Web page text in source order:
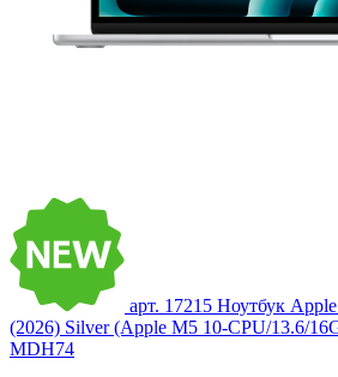
арт. 17215 Ноутбук
(2026) Silver (Apple M5 10-CPU/13.6/
MDH74